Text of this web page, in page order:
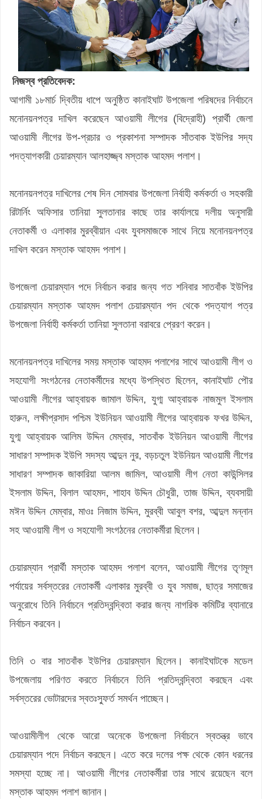
নিজস্ব প্রতিবেদক:
আগামী ১৮মার্চ দ্বিতীয় ধাপে অনুষ্ঠিত কানাইঘাট উপজেলা পরিষদের নির্বাচনে
মনোনয়নপত্র দাখিল করেছেন আওয়ামী লীগের (বিদ্রোহী) প্রার্থী জেলা
আওয়ামী লীগের উপ-প্রচার ও প্রকাশনা সম্পাদক সাঁতবাক ইউপির সদ্য
পদত্যাগকারী চেয়ারম্যান আলহাজ্জ্ব মস্তাক আহমদ পলাশ।
মনোনয়নপত্র দাখিলের শেষ দিন সোমবার উপজেলা নির্বাহী কর্মকর্তা ও সহকারী
রিটার্নিং অফিসার তানিয়া সুলতানার কাছে তার কার্যালয়ে দলীয় অনুসারী
নেতাকর্মী ও এলাকার মুরব্বীয়ান এবং যুবসমাজকে সাথে নিয়ে মনোনয়নপত্র
দাখিল করেন মস্তাক আহমদ পলাশ।
উপজেলা চেয়ারম্যান পদে নির্বাচন করার জন্য গত শনিবার সাতবাঁক ইউপির
চেয়ারম্যান মস্তাক আহমদ পলাশ চেয়ারম্যান পদ থেকে পদত্যাগ পত্র
উপজেলা নির্বাহী কর্মকর্তা তানিয়া সুলতানা বরাবরে প্রেরণ করেন।
মনোনয়নপত্র দাখিলের সময় মস্তাক আহমদ পলাশের সাথে আওয়ামী লীগ ও
সহযোগী সংগঠনের নেতাকর্মীদের মধ্যে উপস্থিত ছিলেন, কানাইঘাট পৌর
আওয়ামী লীগের আহ্বায়ক জামাল উদ্দিন, যুগ্ম আহ্বায়ক নাজমুল ইসলাম
হারুন, লক্ষীপ্রসাদ পশ্চিম ইউনিয়ন আওয়ামী লীগের আহ্বায়ক ফখর উদ্দিন,
যুগ্ম আহ্বায়ক আলিম উদ্দিন মেম্বার, সাতবাঁক ইউনিয়ন আওয়ামী লীগের
সাধারণ সম্পাদক ইউপি সদস্য আব্দুন নুর, বড়চতুল ইউনিয়ন আওয়ামী লীগের
সাধারণ সম্পাদক জাকারিয়া আলম জামিল, আওয়ামী লীগ নেতা কাউন্সিলর
ইসলাম উদ্দিন, বিলাল আহমদ, শাহাব উদ্দিন চৌধুরী, তাজ উদ্দিন, ব্যবসায়ী
মঈন উদ্দিন মেম্বার, মাওঃ নিজাম উদ্দিন, মুরব্বী আবুল বশর, আব্দুল মন্নান
সহ আওয়ামী লীগ ও সহযোগী সংগঠনের নেতাকর্মীরা ছিলেন।
চেয়ারম্যান প্রার্থী মস্তাক আহমদ পলাশ বলেন, আওয়ামী লীগের তৃণমূল
পর্যায়ের সর্বস্তরের নেতাকর্মী এলাকার মুরব্বী ও যুব সমাজ, ছাত্র সমাজের
অনুরোধে তিনি নির্বাচনে প্রতিদ্বন্দ্বিতা করার জন্য নাগরিক কমিটির ব্যানারে
নির্বাচন করবেন।
তিনি ৩ বার সাতবাঁক ইউপির চেয়ারম্যান ছিলেন। কানাইঘাটকে মডেল
উপজেলায় পরিণত করতে নির্বাচনে তিনি প্রতিদ্বন্দ্বিতা করছেন এবং
সর্বস্তরের ভোটারদের স্বতঃস্ফুর্ত সমর্থন পাচ্ছেন।
আওয়ামীলীগ থেকে আরো অনেকে উপজেলা নির্বাচনে স্বতন্ত্র ভাবে
চেয়ারম্যান পদে নির্বাচন করছেন। এতে করে দলের পক্ষ থেকে কোন ধরনের
সমস্যা হচ্ছে না। আওয়ামী লীগের নেতাকর্মীরা তার সাথে রয়েছেন বলে
মস্তাক আহমদ পলাশ জানান।